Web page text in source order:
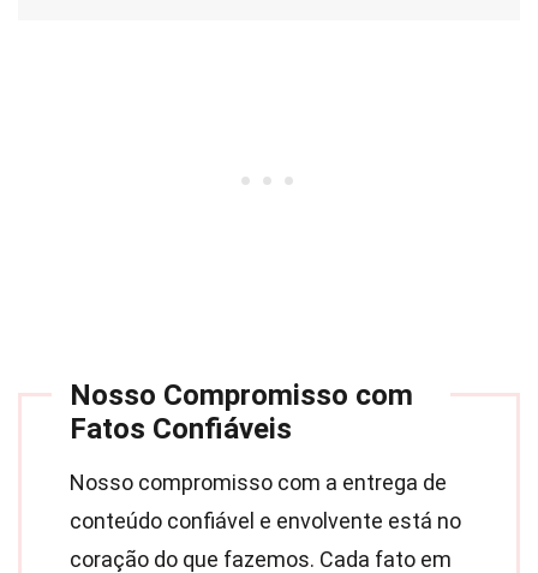
Nosso Compromisso com
Fatos Confiáveis
Nosso compromisso com a entrega de
conteúdo confiável e envolvente está no
coração do que fazemos. Cada fato em